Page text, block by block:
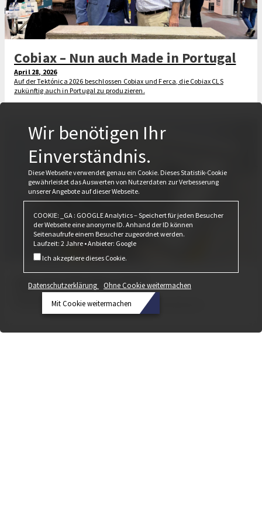
Cobiax – Nun auch Made in Portugal
April 28, 2026
Auf der Tektónica 2026 beschlossen Cobiax und Ferca, die Cobiax CLS
zukünftig auch in Portugal zu produzieren.
Das war die Bau 2025
Februar 24, 2025
Erneut stellt Cobiax seine Produktlinie CLS in den Vordergrund.
Wir benötigen Ihr
Einverständnis.
Diese Webseite verwendet genau ein Cookie. Dieses Statistik-Cookie
gewährleistet das Auswerten von Nutzerdaten zur Verbesserung
unserer Angebote auf dieser Webseite.
COOKIE: _GA : GOOGLE Analytics – Speichert für jeden Besucher
der Webseite eine anonyme ID. Anhand der ID können
Seitenaufrufe einem Besucher zugeordnet werden.
Laufzeit: 2 Jahre • Anbieter: Google
Ich akzeptiere dieses Cookie.
Datenschutzerklärung
Ohne Cookie weitermachen
Mit Cookie weitermachen